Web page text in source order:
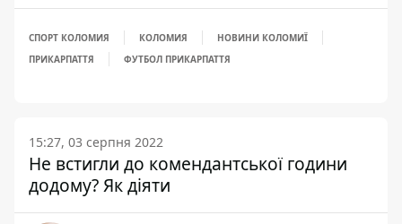
СПОРТ КОЛОМИЯ КОЛОМИЯ
НОВИНИ КОЛОМИЇ
ПРИКАРПАТТЯ
ФУТБОЛ ПРИКАРПАТТЯ
15:27, 03 серпня 2022
Не встигли до комендантської години
додому? Як діяти